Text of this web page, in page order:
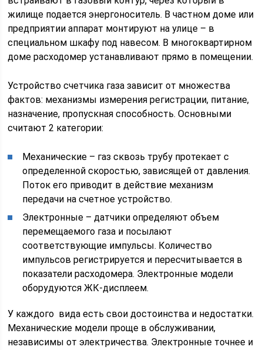
жилище подается энергоноситель. В частном доме или
предприятии аппарат монтируют на улице – в
специальном шкафу под навесом. В многоквартирном
доме расходомер устанавливают прямо в помещении.
Устройство счетчика газа зависит от множества
фактов: механизмы измерения регистрации, питание,
назначение, пропускная способность. Основными
считают 2 категории:
Механические – газ сквозь трубу протекает с
определенной скоростью, зависящей от давления.
Поток его приводит в действие механизм
передачи на счетное устройство.
Электронные – датчики определяют объем
перемещаемого газа и посылают
соответствующие импульсы. Количество
импульсов регистрируется и пересчитывается в
показатели расходомера. Электронные модели
оборудуются ЖК-дисплеем.
У каждого вида есть свои достоинства и недостатки.
Механические модели проще в обслуживании,
независимы от электричества. Электронные точнее и